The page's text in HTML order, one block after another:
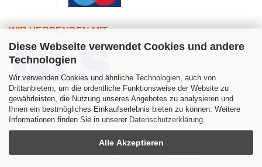
Diese Webseite verwendet Cookies und andere
Technologien
Wir verwenden Cookies und ähnliche Technologien, auch von
Drittanbietern, um die ordentliche Funktionsweise der Website zu
gewährleisten, die Nutzung unseres Angebotes zu analysieren und
Ihnen ein bestmögliches Einkaufserlebnis bieten zu können. Weitere
Informationen finden Sie in unserer Datenschutzerklärung.
Alle Akzeptieren
WIR VERSENDEN MIT